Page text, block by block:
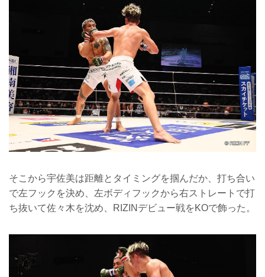
そこから宇佐美は距離とタイミングを掴んだか、打ち合い
で左フックを決め、左ボディフックから右ストレートで打
ち抜いて佐々木を沈め、RIZINデビュー戦をKOで飾った。